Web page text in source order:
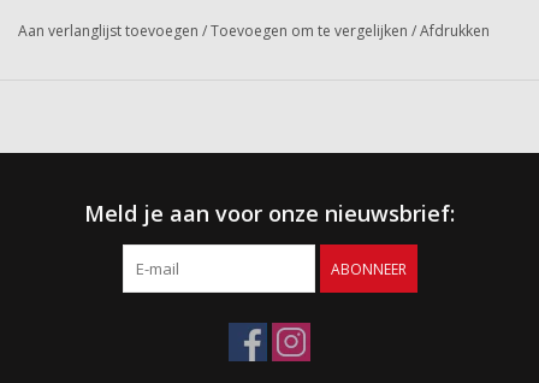
Aan verlanglijst toevoegen /Toevoegen om te vergelijken /Afdrukken
Meld je aan voor onze nieuwsbrief:
ABONNEER